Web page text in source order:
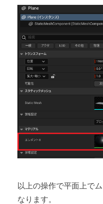
以上の操作で平面上で
なります。